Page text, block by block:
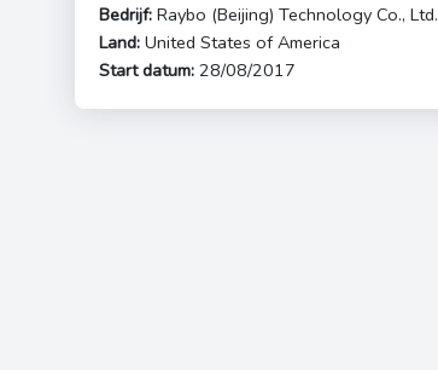
Bedrijf: Raybo (Beijing) Technology Co., Ltd.
Land: United States of America
Start datum: 28/08/2017